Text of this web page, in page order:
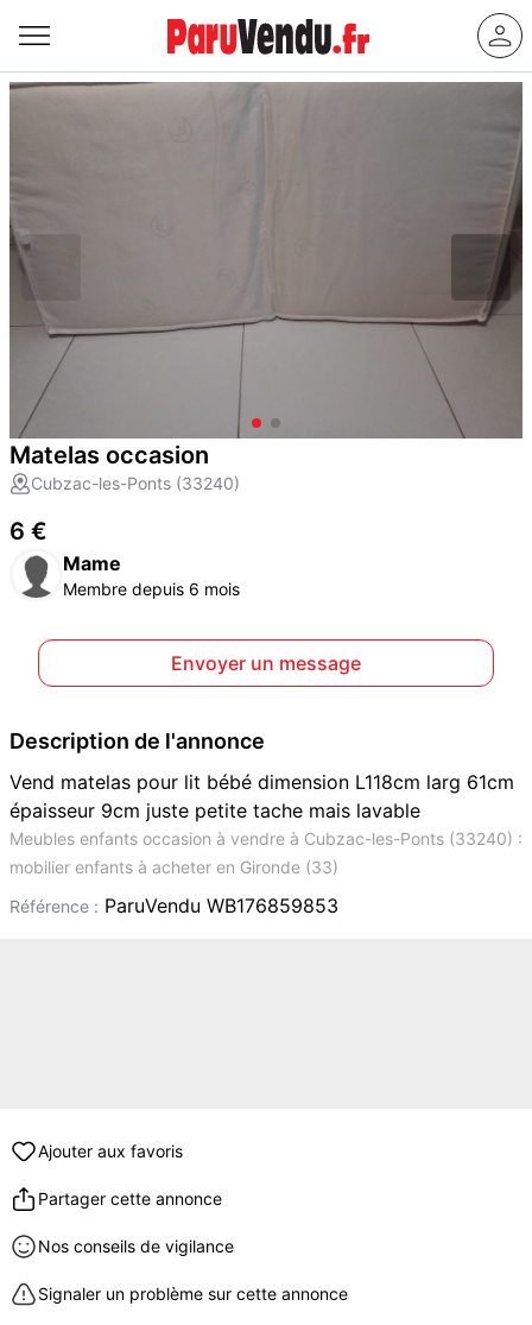
Matelas occasion
Cubzac-les-Ponts (33240)
6 €
Mame
Membre depuis 6 mois
Envoyer un message
Description de l'annonce
Vend matelas pour lit bébé dimension L118cm larg 61cm
épaisseur 9cm juste petite tache mais lavable
Meubles enfants occasion à vendre à Cubzac-les-Ponts (33240) :
mobilier enfants à acheter en Gironde (33)
Référence : ParuVendu WB176859853
Ajouter aux favoris
Partager cette annonce
Nos conseils de vigilance
Signaler un problème sur cette annonce